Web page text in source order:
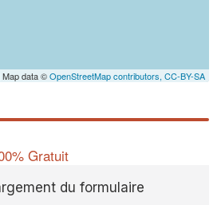
Map data ©OpenStreetMap contributors, CC-BY-SA
Gratuit
du formulaire